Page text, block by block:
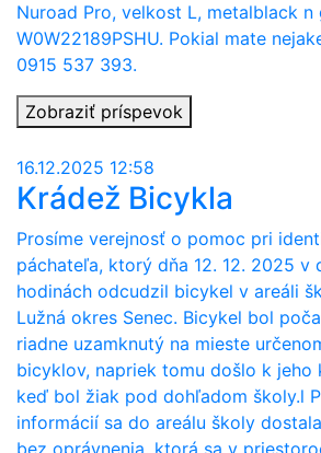
Nuroad Pro, velkost L, metalblack n
W0W22189PSHU. Pokial mate
0915 537 393.
Zobraziť príspevok
16.12.2025 12:58
Krádež Bicykla